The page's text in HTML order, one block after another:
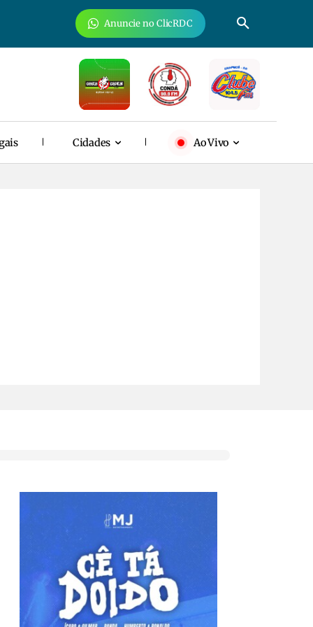
Anuncie no ClicRDC
Cidades Ao Vivo